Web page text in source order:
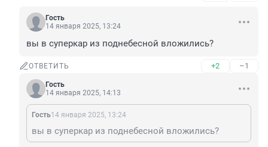
Гость
14 января 2025, 13:24
вы в суперкар из поднебесной вложились?
ОТВЕТИТЬ +2 –1
Гость
14 января 2025, 14:13
Гость14 января 2025, 13:24
вы в суперкар из поднебесной вложились?